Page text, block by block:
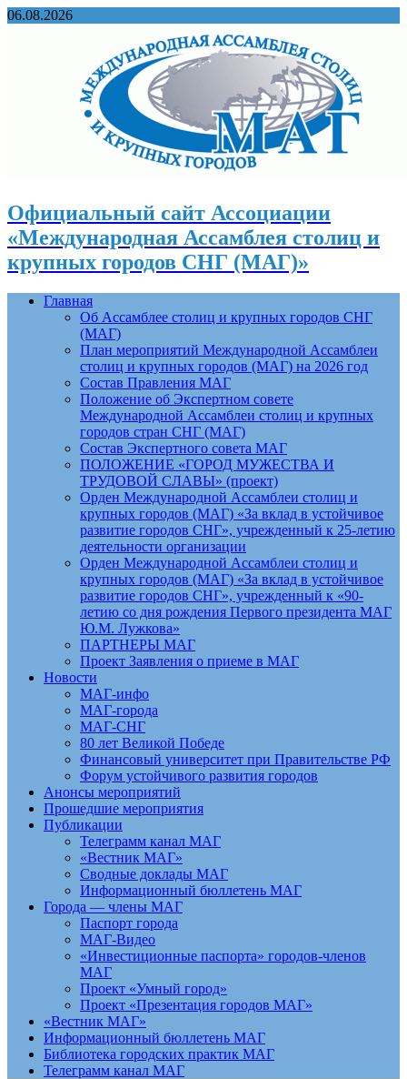
06.08.2026
Официальный сайт Ассоциации
«Международная Ассамблея столиц и
крупных городов СНГ (МАГ)»
Главная
Об Ассамблее столиц и крупных городов СНГ
(МАГ)
План мероприятий Международной Ассамблеи
столиц и крупных городов (МАГ) на 2026 год
Состав Правления МАГ
Положение об Экспертном совете
Международной Ассамблеи столиц и крупных
городов стран СНГ (МАГ)
Состав Экспертного совета МАГ
ПОЛОЖЕНИЕ «ГОРОД МУЖЕСТВА И
ТРУДОВОЙ СЛАВЫ» (проект)
Орден Международной Ассамблеи столиц и
крупных городов (МАГ) «За вклад в устойчивое
развитие городов СНГ», учрежденный к 25-летию
деятельности организации
Орден Международной Ассамблеи столиц и
крупных городов (МАГ) «За вклад в устойчивое
развитие городов СНГ», учрежденный к «90-
летию со дня рождения Первого президента МАГ
Ю.М. Лужкова»
ПАРТНЕРЫ МАГ
Проект Заявления о приеме в МАГ
Новости
МАГ-инфо
МАГ-города
МАГ-СНГ
80 лет Великой Победе
Финансовый университет при Правительстве РФ
Форум устойчивого развития городов
Анонсы мероприятий
Прошедшие мероприятия
Публикации
Телеграмм канал МАГ
«Вестник МАГ»
Сводные доклады МАГ
Информационный бюллетень МАГ
Города — члены МАГ
Паспорт города
МАГ-Видео
«Инвестиционные паспорта» городов-членов
МАГ
Проект «Умный город»
Проект «Презентация городов МАГ»
«Вестник МАГ»
Информационный бюллетень МАГ
Библиотека городских практик МАГ
Телеграмм канал МАГ